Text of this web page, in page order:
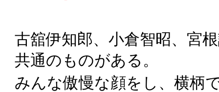
古舘伊知郎、小倉智昭、宮
共通のものがある。
みんな傲慢な顔をし、横柄